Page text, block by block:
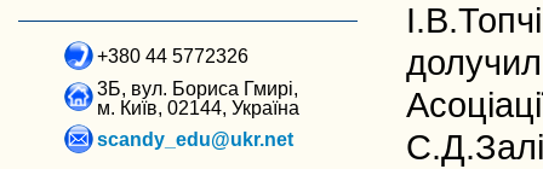
+380 44 5772326
3Б, вул. Бориса Гмирі,
м. Київ, 02144, Україна
scandy_edu@ukr.net